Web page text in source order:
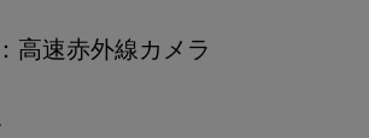
高速赤外線カメラ